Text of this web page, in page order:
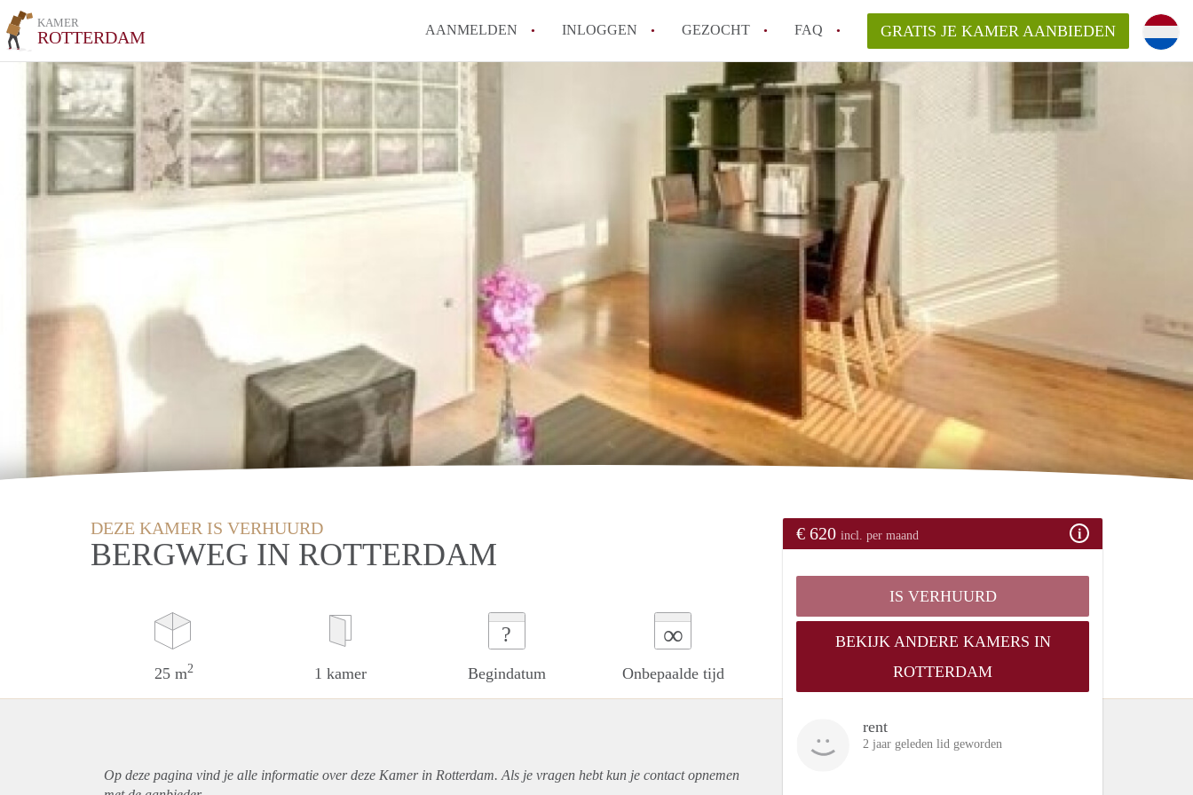
KAMER
ROTTERDAM AANMELDEN INLOGGEN GEZOCHT FAQ
Moet ik mij inschrijven bij de gemeente als ik een kamer huur in
Rotterdam?
Hoe groot is de kans dat ik snel een kamer vind?
Wat kost een studentenkamer gemiddeld in Rotterdam?
In welke wijken van Rotterdam kan ik het beste wonen als student?
Hoe vind ik een kamer in Rotterdam?
Alle veelgestelde vragen
GRATIS JE KAMER AANBIEDEN
DEZE KAMER IS VERHUURD
BERGWEG IN ROTTERDAM
25 m2 1 kamer
?
Begindatum
∞
Onbepaalde tijd
€ 620 incl. per maand
IS VERHUURD
BEKIJK ANDERE KAMERS IN
ROTTERDAM
rent
2 jaar geleden lid geworden
Op deze pagina vind je alle informatie over deze Kamer in Rotterdam. Als je vragen hebt kun je contact opnemen